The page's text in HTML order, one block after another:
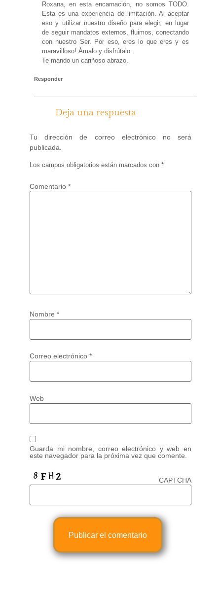
Roxana, en esta encarnación, no somos TODO.
Esta es una experiencia de limitación. Al aceptar
eso y utilizar nuestro diseño para elegir, en lugar
de seguir mandatos externos, fluimos, conectando
con nuestro Ser. Por eso, eres lo que eres y es
maravilloso! Ámalo y disfrútalo.
Te mando un cariñoso abrazo.
Responder
Deja una respuesta
Tu dirección de correo electrónico no será
publicada.
Los campos obligatorios están marcados con *
Comentario *
Nombre *
Correo electrónico *
Web
Guarda mi nombre, correo electrónico y web en
este navegador para la próxima vez que comente.
CAPTCHA